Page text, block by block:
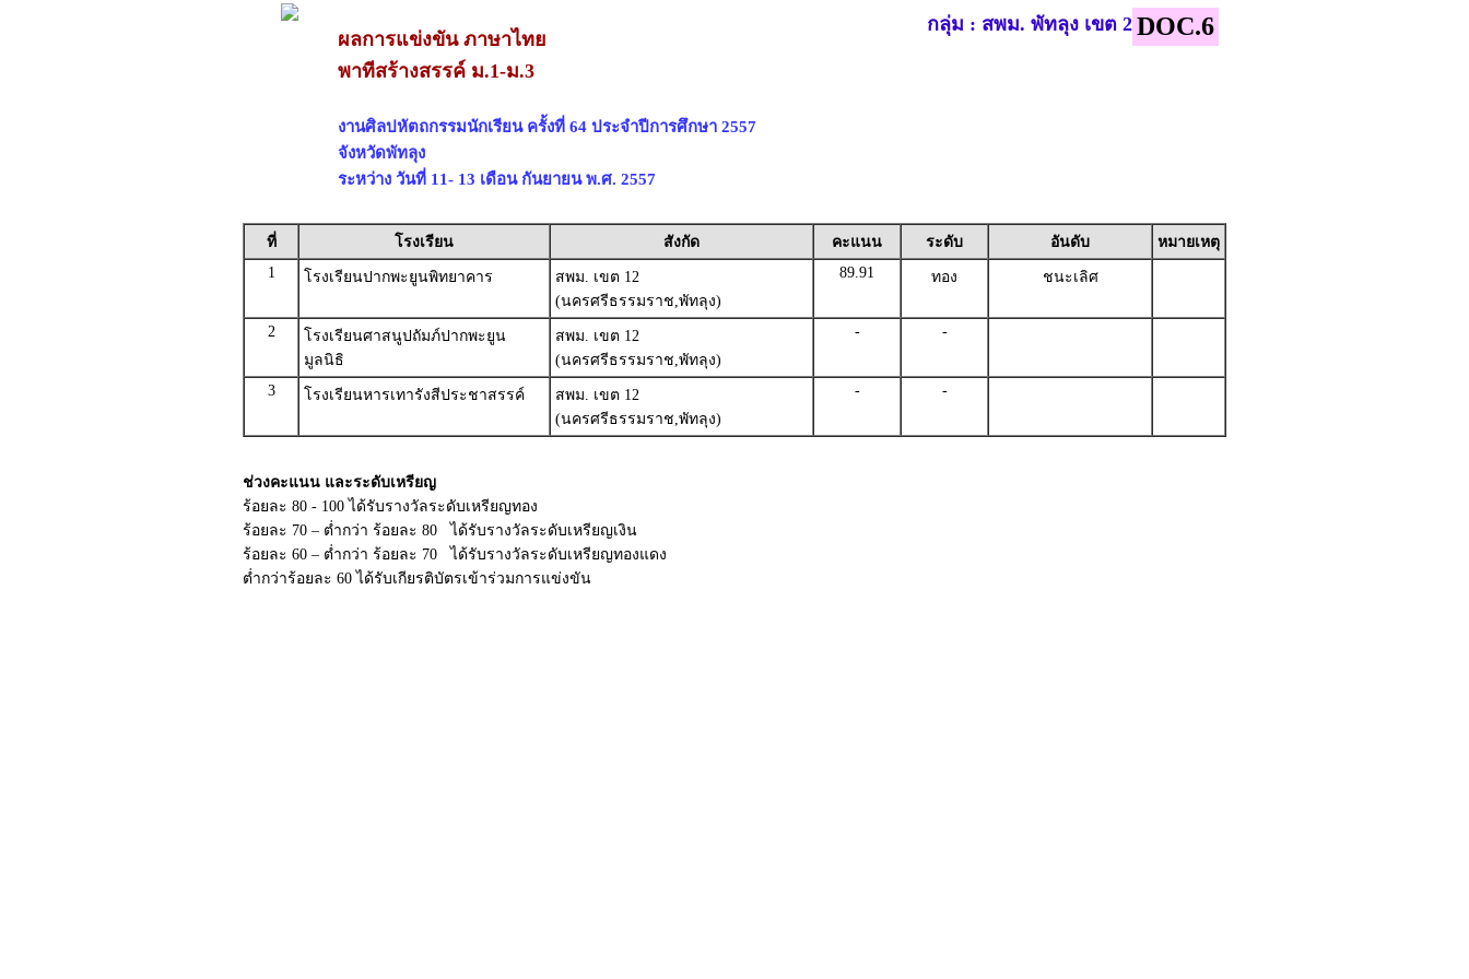
ผลการแข่งขัน ภาษาไทย
พาทีสร้างสรรค์ ม.1-ม.3
งานศิลปหัตถกรรมนักเรียน ครั้งที่ 64 ประจำปีการศึกษา 2557
จังหวัดพัทลุง
ระหว่าง วันที่ 11- 13 เดือน กันยายน พ.ศ. 2557
กลุ่ม : สพม. พัทลุง เขต 2 DOC.6
ที่ โรงเรียน สังกัด คะแนน ระดับ อันดับ
หมายเหตุ
1
โรงเรียนปากพะยูนพิทยาคาร
สพม. เขต 12
(นครศรีธรรมราช,พัทลุง)
89.91 ทอง ชนะเลิศ
2
โรงเรียนศาสนูปถัมภ์ปากพะยูน
มูลนิธิ
สพม. เขต 12
(นครศรีธรรมราช,พัทลุง)
- -
3 โรงเรียนหารเทารังสีประชาสรรค์
สพม. เขต 12
(นครศรีธรรมราช,พัทลุง)
- -
ช่วงคะแนน และระดับเหรียญ
ร้อยละ 80 - 100 ได้รับรางวัลระดับเหรียญทอง
ร้อยละ 70 – ต่ำกว่า ร้อยละ 80 ได้รับรางวัลระดับเหรียญเงิน
ร้อยละ 60 – ต่ำกว่า ร้อยละ 70 ได้รับรางวัลระดับเหรียญทองแดง
ต่ำกว่าร้อยละ 60 ได้รับเกียรติบัตรเข้าร่วมการแข่งขัน